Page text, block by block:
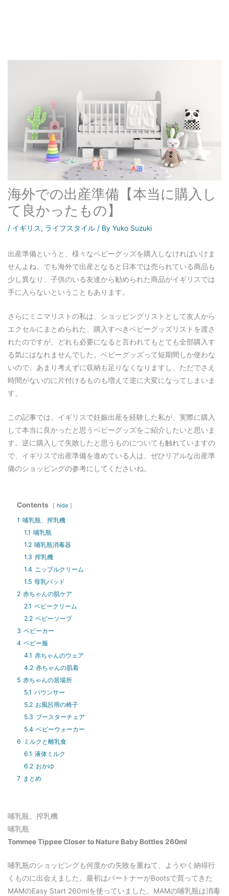
海外での出産準備【本当に購入し
て良かったもの】
/ イギリス, ライフスタイル / By Yuko Suzuki
出産準備というと、様々なベビーグッズを購入しなければいけま
せんよね。でも海外で出産となると日本では売られている商品も
少し異なり、子供のいる友達から勧められた商品がイギリスでは
手に入らないということもあります。
さらにミニマリストの私は、ショッピングリストとして友人から
エクセルにまとめられた、購入すべきベビーグッズリストを渡さ
れたのですが、どれも必要になると言われてもとても全部購入す
る気にはなれませんでした。ベビーグッズって短期間しか使わな
いので、あまり考えずに収納も足りなくなりますし、ただでさえ
時間がないのに片付けるものも増えて逆に大変になってしまいま
す。
この記事では、イギリスで妊娠出産を経験した私が、実際に購入
して本当に良かったと思うベビーグッズをご紹介したいと思いま
す。逆に購入して失敗したと思うものについても触れていますの
で、イギリスで出産準備を進めている人は、ぜひリアルな出産準
備のショッピングの参考にしてくださいね。
Contents hide
1 哺乳瓶、搾乳機
1.1 哺乳瓶
1.2 哺乳瓶消毒器
1.3 搾乳機
1.4 ニップルクリーム
1.5 母乳パッド
2 赤ちゃんの肌ケア
2.1 ベビークリーム
2.2 ベビーソープ
3 ベビーカー
4 ベビー服
4.1 赤ちゃんのウェア
4.2 赤ちゃんの肌着
5 赤ちゃんの居場所
5.1 バウンサー
5.2 お風呂用の椅子
5.3 ブースターチェア
5.4 ベビーウォーカー
6 ミルクと離乳食
6.1 液体ミルク
6.2 おかゆ
7 まとめ
哺乳瓶、搾乳機
哺乳瓶
Tommee Tippee Closer to Nature Baby Bottles 260ml
哺乳瓶のショッピングも何度かの失敗を重ねて、ようやく納得行
くものに出会えました。最初はパートナーがBootsで買ってきた
MAMのEasy Start 260mlを使っていました。MAMの哺乳瓶は消毒